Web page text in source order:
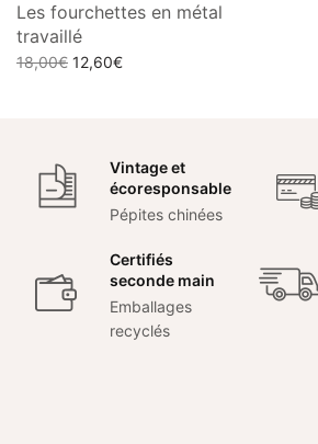
Les fourchettes en métal
travaillé
18,00€ Le prix
12,60€Le prix
Vintage et
écoresponsable
Pépites chinées
Certifiés
seconde main
Emballages
recyclés